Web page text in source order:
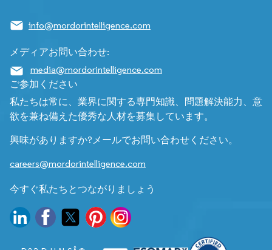
info@mordorintelligence.com
メディアお問い合わせ:
media@mordorintelligence.com
ご参加ください
私たちは常に、業界に関する専門知識、問題解決能力、意
欲を兼ね備えた優秀な人材を募集しています。
興味がありますか?メールでお問い合わせください。
careers@mordorintelligence.com
今すぐ私たちとつながりましょう